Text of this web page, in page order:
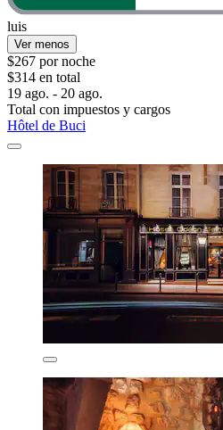
luis
Ver menos
$267 por noche
$314 en total
19 ago. - 20 ago.
Total con impuestos y cargos
Hôtel de Buci